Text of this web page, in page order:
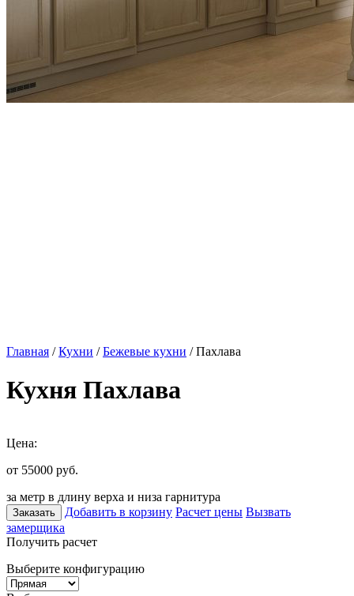
Главная /Кухни /Бежевые кухни / Пахлава
Кухня Пахлава
Цена:
от 55000 руб.
за метр в длину верха и низа гарнитура
Заказать Добавить в корзину Расчет цены Вызвать
замерщика
Получить расчет
Выберите конфигурацию